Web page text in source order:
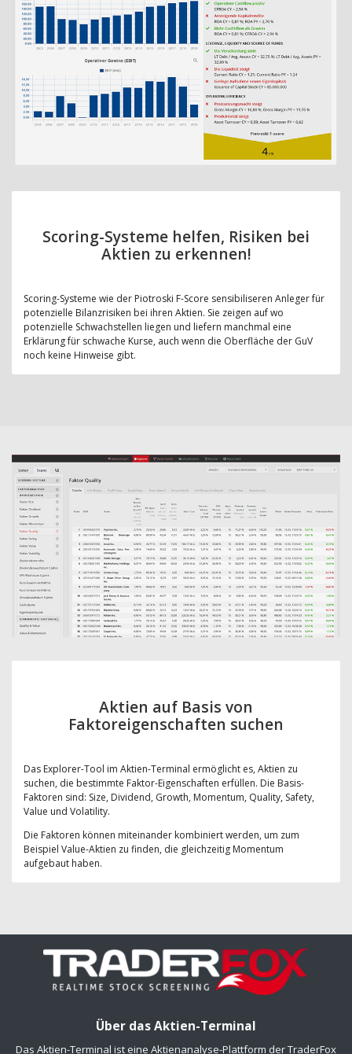
Scoring-Systeme helfen, Risiken bei
Aktien zu erkennen!
Scoring-Systeme wie der Piotroski F-Score sensibiliseren Anleger für
potenzielle Bilanzrisiken bei ihren Aktien. Sie zeigen auf wo
potenzielle Schwachstellen liegen und liefern manchmal eine
Erklärung für schwache Kurse, auch wenn die Oberfläche der GuV
noch keine Hinweise gibt.
Aktien auf Basis von
Faktoreigenschaften suchen
Das Explorer-Tool im Aktien-Terminal ermöglicht es, Aktien zu
suchen, die bestimmte Faktor-Eigenschaften erfüllen. Die Basis-
Faktoren sind: Size, Dividend, Growth, Momentum, Quality, Safety,
Value und Volatility.
Die Faktoren können miteinander kombiniert werden, um zum
Beispiel Value-Aktien zu finden, die gleichzeitig Momentum
aufgebaut haben.
Über das Aktien-Terminal
Das Aktien-Terminal ist eine Aktienanalyse-Plattform der TraderFox